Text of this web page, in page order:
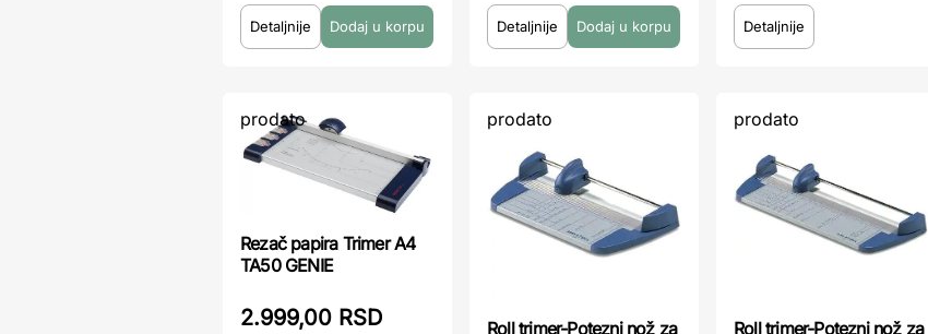
Detaljnije Detaljnije Detaljnije
prodato
Rezač papira Trimer A4
TA50 GENIE
2.999,00 RSD
prodato
Roll trimer-Potezni nož za
prodato
Roll trimer-Potezni nož za